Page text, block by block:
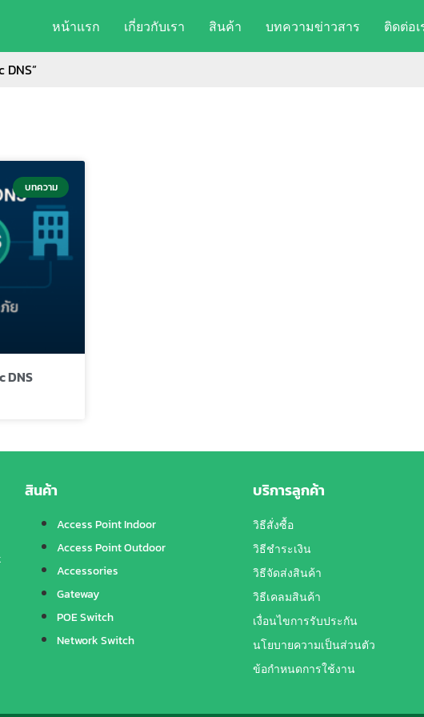
หน้าแรก เกี่ยวกับเรา สินค้า บทความข่าวสาร ติดต่อเ
บทความ
DNS
สินค้า
Access Point Indoor
Access Point Outdoor
Accessories
Gateway
POE Switch
Network Switch
บริการลูกค้า
วิธีสั่งซื้อ
วิธีชำระเงิน
วิธีจัดส่งสินค้า
วิธีเคลมสินค้า
เงื่อนไขการรับประกัน
นโยบายความเป็นส่วนตัว
ข้อกำหนดการใช้งาน